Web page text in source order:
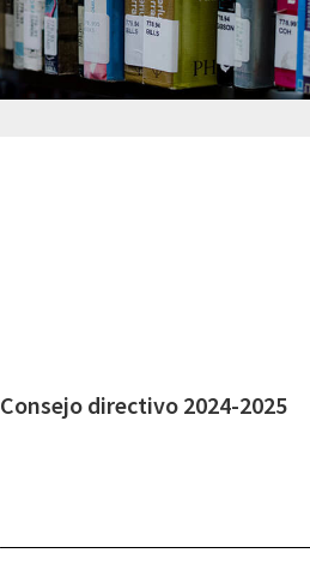
Consejo directivo 2024-2025